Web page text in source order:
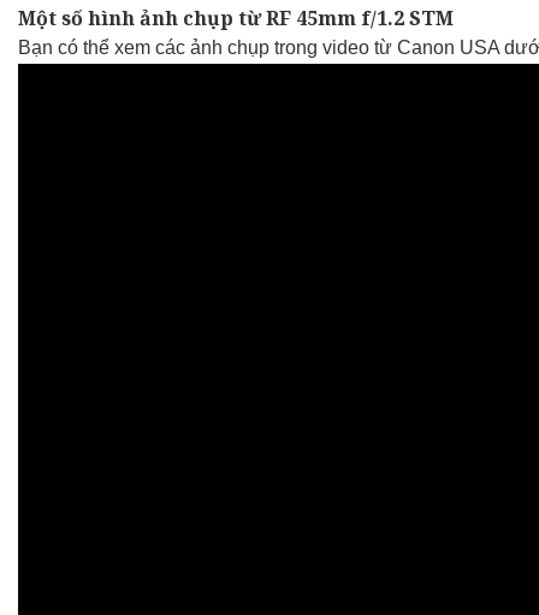
Một số hình ảnh chụp từ RF 45mm f/1.2 STM
Bạn có thể xem các ảnh chụp trong video từ Canon USA